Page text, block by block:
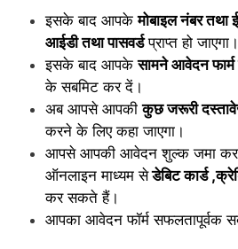
इसके बाद आपकेमोबाइल नंबर
आईडी तथा पासवर्डप्राप्त हो जाएगा।
इसके बाद आपकेसामने आवेदन
के सबमिट कर दें।
अब आपसे आपकीकुछ जरूरी
करने के लिए कहा जाएगा।
आपसे आपकी आवेदन शुल्क जमा
ऑनलाइन माध्यम सेडेबिट कार्ड
कर सकते हैं।
आपका आवेदन फॉर्म सफलतापूर्वक